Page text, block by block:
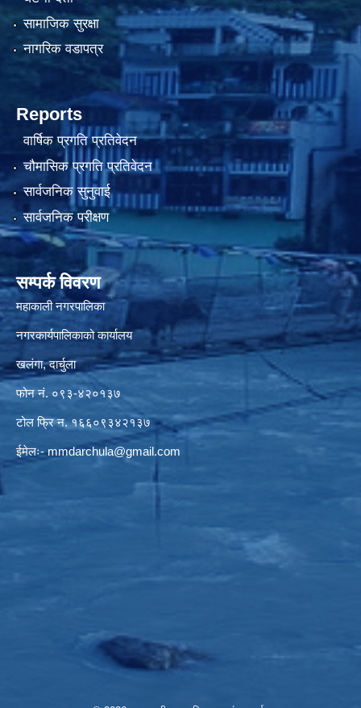
सामाजिक सुरक्षा
नागरिक वडापत्र
Reports
वार्षिक प्रगति प्रतिवेदन
चौमासिक प्रगति प्रतिवेदन
सार्वजनिक सुनुवाई
सार्वजनिक परीक्षण
सम्पर्क विवरण
महाकाली नगरपालिका
नगरकार्यपालिकाको कार्यालय
खलंगा, दार्चुला
फोन नं. ०९३-४२०१३७
टोल फ्रि न. १६६०९३४२१३७
ईमेलः-mmdarchula@gmail.com